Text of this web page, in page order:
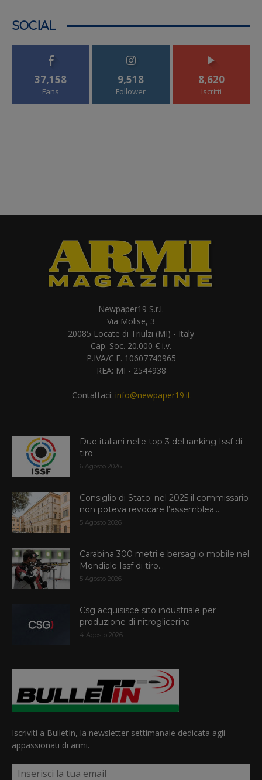
SOCIAL
37,158
Fans
9,518
Follower
8,620
Iscritti
Newpaper19 S.r.l.
Via Molise, 3
20085 Locate di Triulzi (MI) - Italy
Cap. Soc. 20.000 € i.v.
P.IVA/C.F. 10607740965
REA: MI - 2544938
Contattaci: info@newpaper19.it
Due italiani nelle top 3 del ranking Issf di
tiro
6 Agosto 2026
Consiglio di Stato: nel 2025 il commissario
non poteva revocare l’assemblea...
5 Agosto 2026
Carabina 300 metri e bersaglio mobile nel
Mondiale Issf di tiro...
5 Agosto 2026
Csg acquisisce sito industriale per
produzione di nitroglicerina
4 Agosto 2026
Iscriviti a BulletIn, la newsletter settimanale dedicata agli
appassionati di armi.